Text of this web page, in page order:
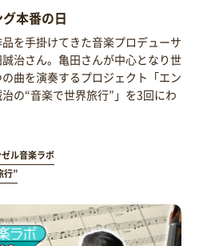
本番の日
を手掛けてきた音楽プロデューサ
治さん。亀田さんが中心となり世
曲を演奏するプロジェクト「エン
の“音楽で世界旅行”」を3回にわ
ル音楽ラボ
行”